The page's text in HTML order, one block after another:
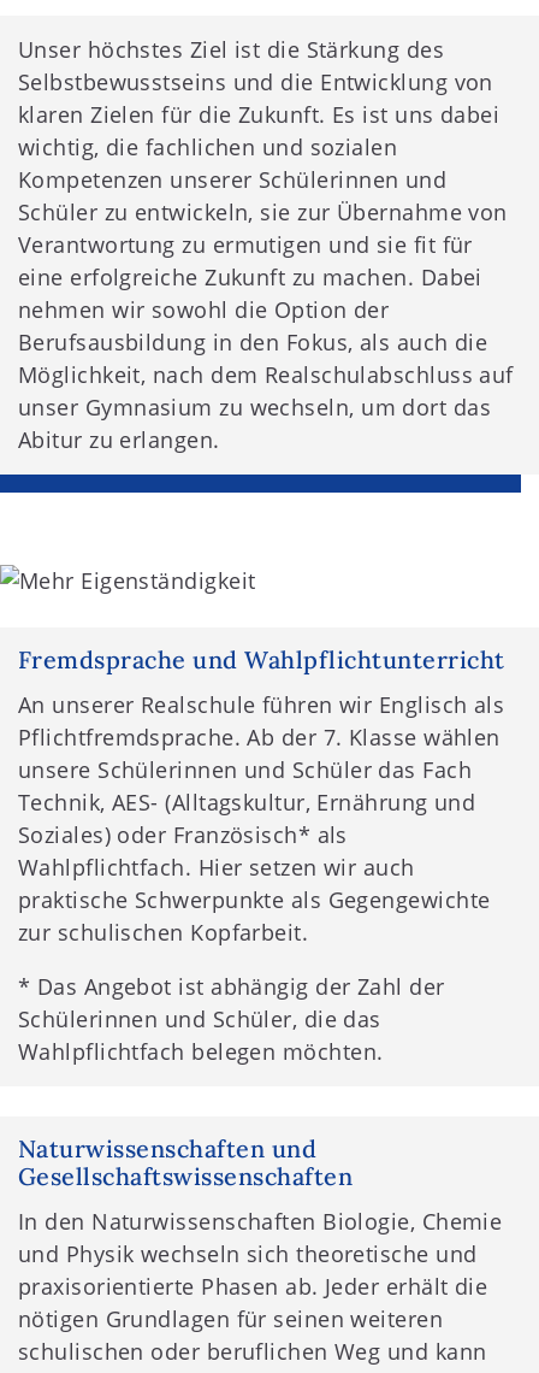
Unser höchstes Ziel ist die Stärkung des
Selbstbewusstseins und die Entwicklung von
klaren Zielen für die Zukunft. Es ist uns dabei
wichtig, die fachlichen und sozialen
Kompetenzen unserer Schülerinnen und
Schüler zu entwickeln, sie zur Übernahme von
Verantwortung zu ermutigen und sie fit für
eine erfolgreiche Zukunft zu machen. Dabei
nehmen wir sowohl die Option der
Berufsausbildung in den Fokus, als auch die
Möglichkeit, nach dem Realschulabschluss auf
unser Gymnasium zu wechseln, um dort das
Abitur zu erlangen.
Fremdsprache und Wahlpflichtunterricht
An unserer Realschule führen wir Englisch als
Pflichtfremdsprache. Ab der 7. Klasse wählen
unsere Schülerinnen und Schüler das Fach
Technik, AES- (Alltagskultur, Ernährung und
Soziales) oder Französisch* als
Wahlpflichtfach. Hier setzen wir auch
praktische Schwerpunkte als Gegengewichte
zur schulischen Kopfarbeit.
* Das Angebot ist abhängig der Zahl der
Schülerinnen und Schüler, die das
Wahlpflichtfach belegen möchten.
Naturwissenschaften und
Gesellschaftswissenschaften
In den Naturwissenschaften Biologie, Chemie
und Physik wechseln sich theoretische und
praxisorientierte Phasen ab. Jeder erhält die
nötigen Grundlagen für seinen weiteren
schulischen oder beruflichen Weg und kann